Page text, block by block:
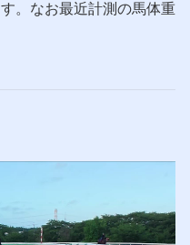
。なお最近計測の馬体重